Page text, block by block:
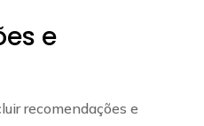
e
recomendações e